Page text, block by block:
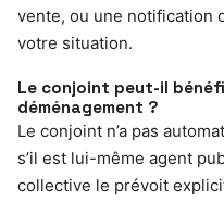
vente, ou une notification
votre situation.
Le conjoint peut-il
déménagement ?
Le conjoint n’a pas
s’il est lui-même agent
collective le prévoit